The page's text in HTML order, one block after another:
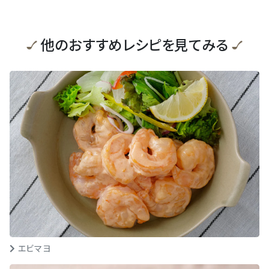
他のおすすめレシピを見てみる
エビマヨ